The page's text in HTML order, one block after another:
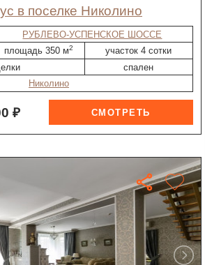
в поселке Николино
РУБЛЕВО-УСПЕНСКОЕ ШОССЕ
площадь 350 м2
участок 4 сотки
спален
Николино
₽